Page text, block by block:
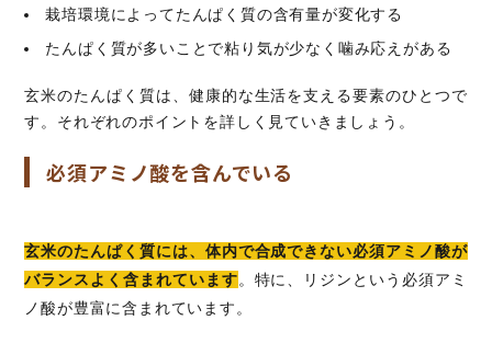
栽培環境によってたんぱく質の含有量が変化する
たんぱく質が多いことで粘り気が少なく噛み応えがある
玄米のたんぱく質は、健康的な生活を支える要素のひとつで
す。それぞれのポイントを詳しく見ていきましょう。
必須アミノ酸を含んでいる
玄米のたんぱく質には、体内で合成できない必須アミノ酸が
バランスよく含まれています。特に、リジンという必須アミ
ノ酸が豊富に含まれています。